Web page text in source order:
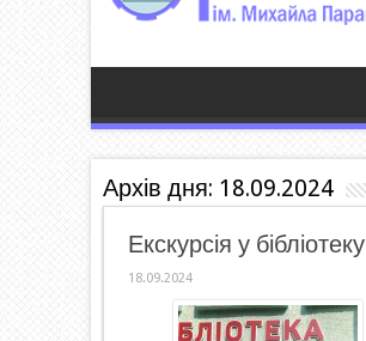
Архів дня: 18.09.2024
Екскурсія у бібліотеку
18.09.2024